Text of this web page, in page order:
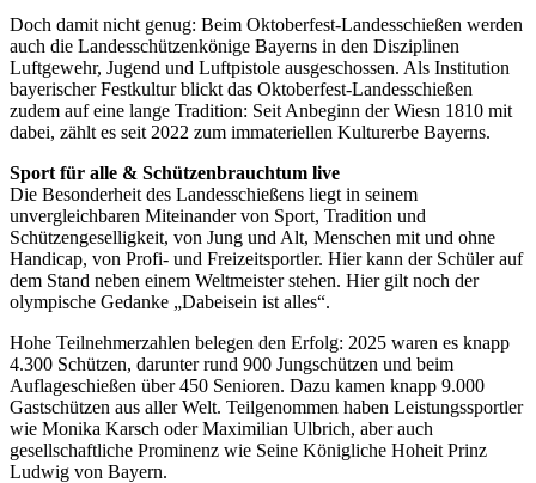
Doch damit nicht genug: Beim Oktoberfest-Landesschießen werden
auch die Landesschützenkönige Bayerns in den Disziplinen
Luftgewehr, Jugend und Luftpistole ausgeschossen. Als Institution
bayerischer Festkultur blickt das Oktoberfest-Landesschießen
zudem auf eine lange Tradition: Seit Anbeginn der Wiesn 1810 mit
dabei, zählt es seit 2022 zum immateriellen Kulturerbe Bayerns.
Sport für alle & Schützenbrauchtum live
Die Besonderheit des Landesschießens liegt in seinem
unvergleichbaren Miteinander von Sport, Tradition und
Schützengeselligkeit, von Jung und Alt, Menschen mit und ohne
Handicap, von Profi- und Freizeitsportler. Hier kann der Schüler auf
dem Stand neben einem Weltmeister stehen. Hier gilt noch der
olympische Gedanke „Dabeisein ist alles“.
Hohe Teilnehmerzahlen belegen den Erfolg: 2025 waren es knapp
4.300 Schützen, darunter rund 900 Jungschützen und beim
Auflageschießen über 450 Senioren. Dazu kamen knapp 9.000
Gastschützen aus aller Welt. Teilgenommen haben Leistungssportler
wie Monika Karsch oder Maximilian Ulbrich, aber auch
gesellschaftliche Prominenz wie Seine Königliche Hoheit Prinz
Ludwig von Bayern.